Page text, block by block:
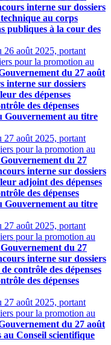
interne sur dossiers
au corps
publiques à la cour des
26 août 2025, portant
pour la promotion au
du 27 août
interne sur dossiers
des dépenses
des dépenses
Gouvernement au titre
27 août 2025, portant
pour la promotion au
du 27
interne sur dossiers
adjoint des dépenses
des dépenses
Gouvernement au titre
27 août 2025, portant
pour la promotion au
du 27
interne sur dossiers
contrôle des dépenses
des dépenses
27 août 2025, portant
pour la promotion au
du 27 août
Conseil scientifique